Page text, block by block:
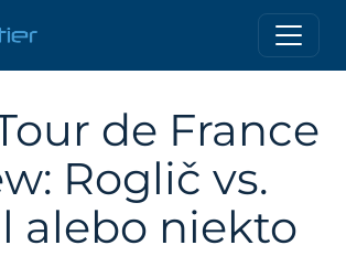
de France
Roglič vs.
alebo niekto